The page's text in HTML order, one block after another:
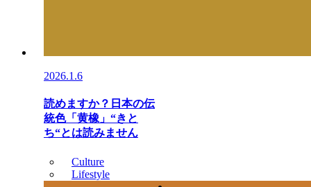
2026.1.6
読めますか？日本の伝
統色「黄橡」“きと
ち“とは読みません
Culture
Lifestyle